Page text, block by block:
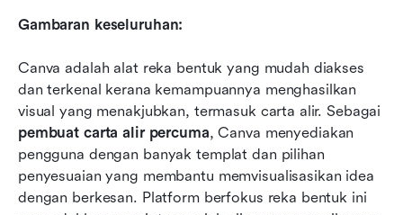
Gambaran keseluruhan:
Canva adalah alat reka bentuk yang mudah diakses
dan terkenal kerana kemampuannya menghasilkan
pembuat carta alir percuma, Canva menyediakan
pengguna dengan banyak templat dan pilihan
penyesuaian yang membantu memvisualisasikan idea
dengan berkesan. Platform berfokus reka bentuk ini